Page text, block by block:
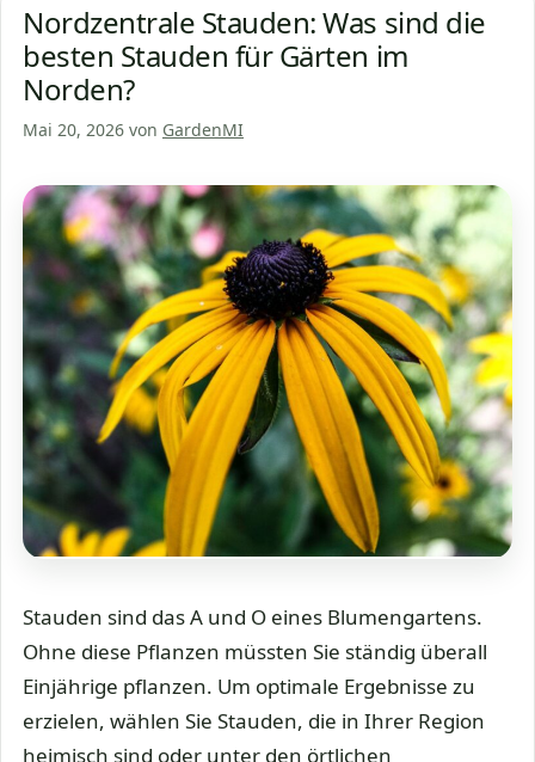
Nordzentrale Stauden: Was sind die
besten Stauden für Gärten im
Norden?
Mai 20, 2026 von GardenMI
Stauden sind das A und O eines Blumengartens.
Ohne diese Pflanzen müssten Sie ständig überall
Einjährige pflanzen. Um optimale Ergebnisse zu
erzielen, wählen Sie Stauden, die in Ihrer Region
heimisch sind oder unter den örtlichen